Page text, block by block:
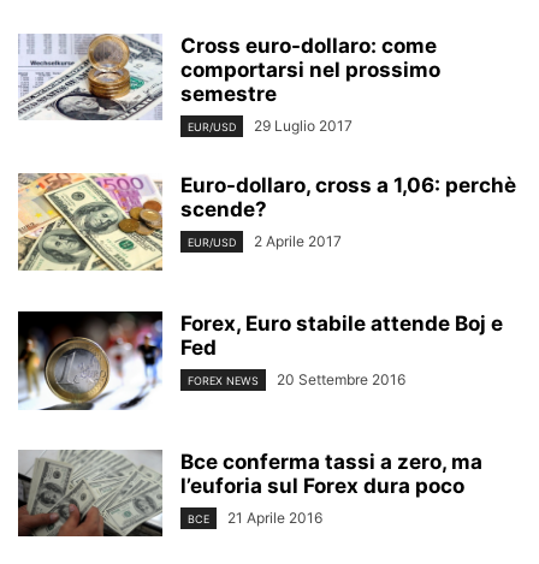
Cross euro-dollaro: come
comportarsi nel prossimo
semestre
EUR/USD 29 Luglio 2017
Euro-dollaro, cross a 1,06: perchè
scende?
EUR/USD 2 Aprile 2017
Forex, Euro stabile attende Boj e
Fed
FOREX NEWS 20 Settembre 2016
Bce conferma tassi a zero, ma
l’euforia sul Forex dura poco
BCE 21 Aprile 2016